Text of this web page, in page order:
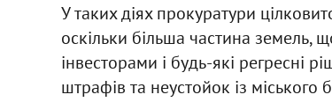
У таких діях прокуратури
оскільки більша частина земель,
інвесторами і будь-які регресні
штрафів та неустойок із міського